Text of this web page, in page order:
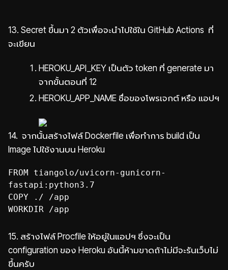
13. Secret ขึ้นมา 2 ตัวเพื่อจะนำไปใช้ใน GitHub Actions ที่
จะเขียน
HEROKU_API_KEY เป็นตัว token ที่ generate มา
จากขั้นตอนที่ 12
HEROKU_APP_NAME ชื่อของโพรเจกต์ หรือ แอปฯ
14. จากนั้นสร้างไฟล์ Dockerfile เพื่อทำการ build เป็น
Image ไปใช้งานบน Heroku
FROM tiangolo/uvicorn-gunicorn-
fastapi:python3.7
COPY ./ /app
WORKDIR /app
15. สร้างไฟล์ Procfile ให้อยู่ในแอปฯ ซึ่งจะเป็น
configuration ของ Heroku อันนี้ห้ามขาดถ้าไม่มีจะรันเว็บไม่
ขึ้นครับ